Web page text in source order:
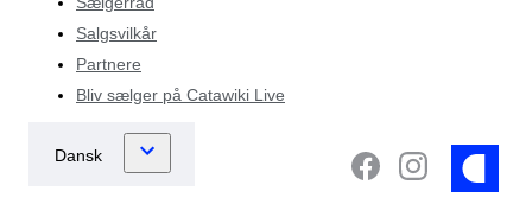
Salgsvilkår
Partnere
Bliv sælger på Catawiki Live